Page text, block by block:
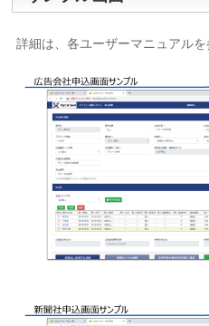
詳細は、各ユーザーマニュアルを